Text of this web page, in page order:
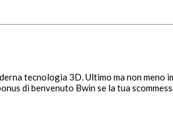
tecnologia 3D. Ultimo ma non
di benvenuto Bwin se la tua